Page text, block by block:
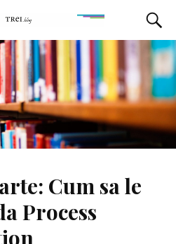
Cum sa le
Process